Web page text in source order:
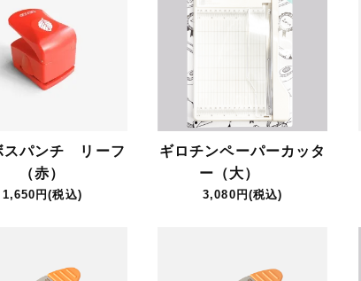
スパンチ リーフ
（赤）
1,650円(税込)
ギロチンペーパーカッタ
ー（大）
3,080円(税込)